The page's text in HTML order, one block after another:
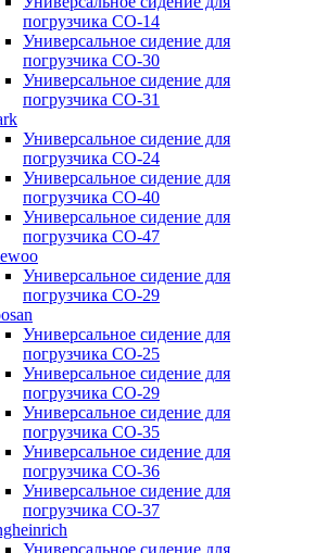
погрузчика CO-14
Универсальное сидение для
погрузчика CO-30
Универсальное сидение для
погрузчика CO-31
Универсальное сидение для
погрузчика CO-24
Универсальное сидение для
погрузчика CO-40
Универсальное сидение для
погрузчика CO-47
Универсальное сидение для
погрузчика CO-29
Универсальное сидение для
погрузчика CO-25
Универсальное сидение для
погрузчика CO-29
Универсальное сидение для
погрузчика CO-35
Универсальное сидение для
погрузчика CO-36
Универсальное сидение для
погрузчика CO-37
Универсальное сидение для